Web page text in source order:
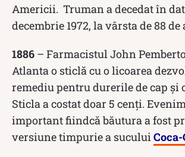
Americii. Truman a decedat în
decembrie 1972, la vârsta de 88 de
1886 – Farmacistul John
Atlanta o sticlă cu o licoarea
remediu pentru durerile de cap și
Sticla a costat doar 5 cenți.
important fiindcă băutura a fost
versiune timpurie a sucului